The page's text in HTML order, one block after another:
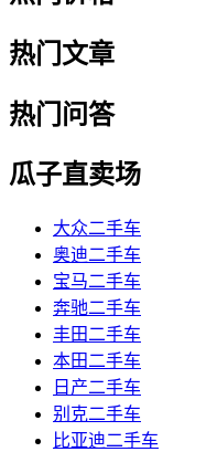
热门文章
热门问答
瓜子直卖场
大众二手车
奥迪二手车
宝马二手车
奔驰二手车
丰田二手车
本田二手车
日产二手车
别克二手车
比亚迪二手车